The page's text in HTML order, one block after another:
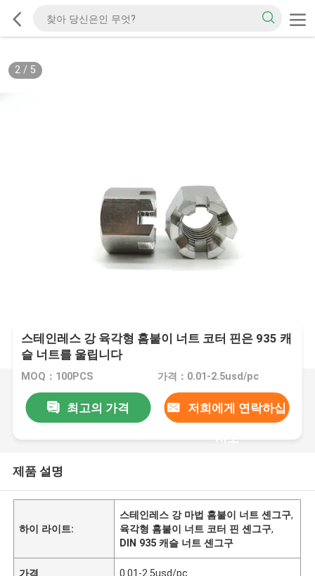
2/ 5
스테인레스 강 육각형 홈붙이 너트 코터 핀은 935 캐
슬 너트를 울립니다
MOQ：100PCS 가격：0.01-2.5usd/pc
최고의 가격 저희에게 연락하십
시오
제품 설명
하이 라이트:
스테인레스 강 마법 홈붙이 너트 셴그구,
육각형 홈붙이 너트 코터 핀 셴그구,
DIN 935 캐슬 너트 셴그구
가격 0.01-2.5usd/pc